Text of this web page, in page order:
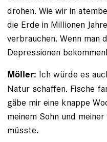
drohen. Wie wir in
die Erde in Millionen
verbrauchen. Wenn man
Depressionen bekommen!
Möller: Ich würde es
Natur schaffen. Fische
gäbe mir eine knappe
meinem Sohn und
müsste.